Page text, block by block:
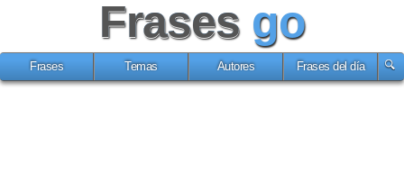
Frases go
Frases Temas Autores Frases del día